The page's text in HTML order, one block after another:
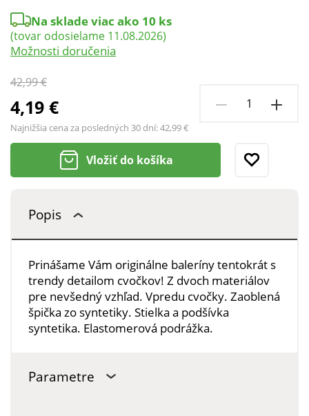
42,99 €
4,19 €
Najnižšia cena za posledných 30 dní:42,99 €
Na sklade viac ako 10 ks
(tovar odosielame 11.08.2026)
Možnosti doručenia
Vložiť do košíka
Popis
Prinášame Vám originálne baleríny tentokrát s
trendy detailom cvočkov! Z dvoch materiálov
pre nevšedný vzhľad. Vpredu cvočky. Zaoblená
špička zo syntetiky. Stielka a podšívka
syntetika. Elastomerová podrážka.
Parametre